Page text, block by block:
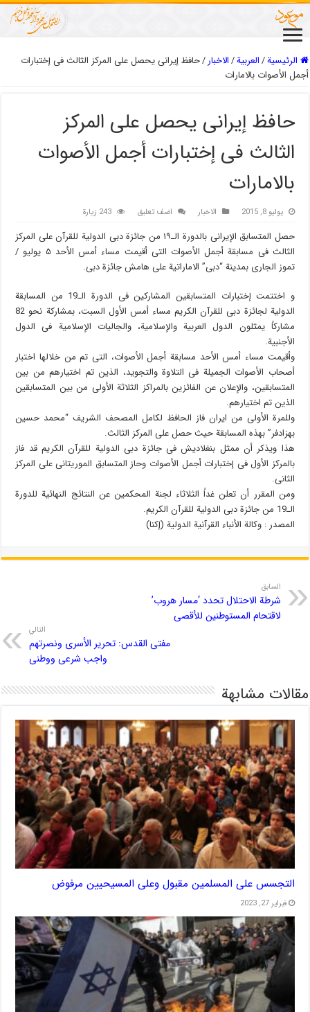
الرئيسية/العربیة/الاخبار/حافظ إیرانی یحصل علی المرکز الثالث فی إختبارات
أجمل الأصوات بالامارات
حافظ إیرانی یحصل علی المرکز
الثالث فی إختبارات أجمل الأصوات
بالامارات
يوليو 8, 2015 الاخبار اضف تعليق 243 زيارة
حصل المتسابق الإیرانی بالدورة الـ۱۹ من جائزة دبی الدولیة للقرآن علی المرکز
الثالث فی مسابقة أجمل الأصوات التی أقیمت مساء أمس الأحد ۵ یولیو /
تموز الجاری بمدینة “دبی” الاماراتیة على هامش جائزة دبی.
و اختتمت إختبارات المتسابقین المشارکین فی الدورة الـ19 من المسابقة
الدولیة لجائزة دبی للقرآن الکریم مساء أمس الأول السبت، بمشارکة نحو 82
مشارکاً یمثلون الدول العربیة والإسلامیة، والجالیات الإسلامیة فی الدول
الأجنبیة.
وأقیمت مساء أمس الأحد مسابقة أجمل الأصوات، التی تم من خلالها اختبار
أصحاب الأصوات الجمیلة فی التلاوة والتجوید، الذین تم اختیارهم من بین
المتسابقین، والإعلان عن الفائزین بالمراکز الثلاثة الأولى من بین المتسابقین
الذین تم اختیارهم.
وللمرة الأولی من ایران فاز الحافظ لکامل المصحف الشریف “محمد حسین
بهزادفر” بهذه المسابقة حیث حصل علی المرکز الثالث.
هذا ویذکر أن ممثل بنغلادیش فی جائزة دبی الدولیة للقرآن الکریم قد فاز
بالمرکز الأول فی إختبارات أجمل الأصوات وحاز المتسابق الموریتانی علی المرکز
الثانی.
ومن المقرر أن تعلن غداً الثلاثاء لجنة المحکمین عن النتائج النهائیة للدورة
الـ19 من جائزة دبی الدولیة للقرآن الکریم.
المصدر : وکالة الأنباء القرآنیة الدولیة (إکنا)
السابق
شرطة الاحتلال تحدد ‘مسار هروب’
لاقتحام المستوطنين للأقصى
التالي
مفتی القدس: تحریر الأسرى ونصرتهم
واجب شرعی ووطنی
مقالات مشابهة
التجسس على المسلمين مقبول وعلى المسيحيين مرفوض
فبراير 27, 2023